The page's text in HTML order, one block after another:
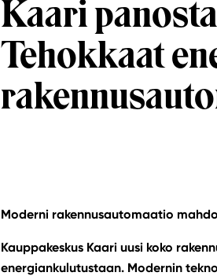
Kaari
Tehokkaat
Moderni rakennusautomaatio
Kauppakeskus Kaari uusi koko
energiankulutustaan. Modernin